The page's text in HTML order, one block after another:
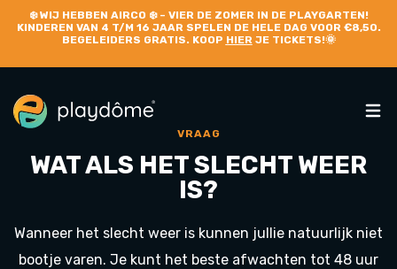
❄️WIJ HEBBEN AIRCO ❄️ – VIER DE ZOMER IN DE PLAYGARTEN!
KINDEREN VAN 4 T/M 16 JAAR SPELEN DE HELE DAG VOOR €8,50.
BEGELEIDERS GRATIS. KOOP HIERJE TICKETS!🌞
VRAAG
WAT ALS HET SLECHT WEER
IS?
Wanneer het slecht weer is kunnen jullie natuurlijk niet
bootje varen. Je kunt het beste afwachten tot 48 uur